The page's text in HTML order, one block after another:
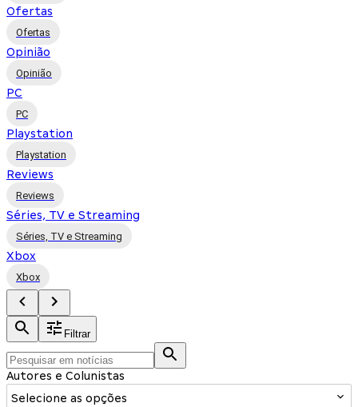
Ofertas
Ofertas
Opinião
Opinião
PC
PC
Playstation
Playstation
Reviews
Reviews
Séries, TV e Streaming
Séries, TV e Streaming
Xbox
Xbox
Filtrar
Autores e Colunistas
Selecione as opções